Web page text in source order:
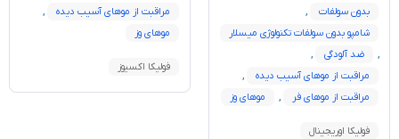
بدون سولفات
,
شامپو بدون سولفات تکنولوژی میسلار
,
ضد آلودگی
,
مراقبت از موهای آسیب دیده
,
مراقبت از موهای فر
, موهای وز
فولیکا اوریجینال
مراقبت از موهای آسیب دیده
,
موهای وز
فولیکا اکسیوز